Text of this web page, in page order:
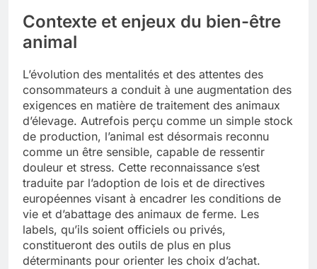
Contexte et enjeux du bien-être
animal
L’évolution des mentalités et des attentes des
consommateurs a conduit à une augmentation des
exigences en matière de traitement des animaux
d’élevage. Autrefois perçu comme un simple stock
de production, l’animal est désormais reconnu
comme un être sensible, capable de ressentir
douleur et stress. Cette reconnaissance s’est
traduite par l’adoption de lois et de directives
européennes visant à encadrer les conditions de
vie et d’abattage des animaux de ferme. Les
labels, qu’ils soient officiels ou privés,
constitueront des outils de plus en plus
déterminants pour orienter les choix d’achat.